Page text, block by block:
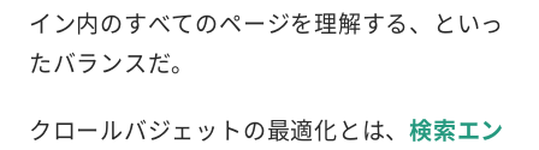
イン内のすべてのページを理解する、といっ
たバランスだ。
クロールバジェットの最適化とは、検索エン